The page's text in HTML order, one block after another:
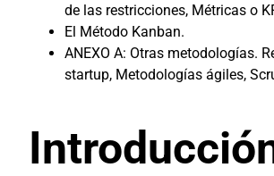
de las restricciones, Métricas o
El Método Kanban.
ANEXO A: Otras metodologías.
startup, Metodologías ágiles,